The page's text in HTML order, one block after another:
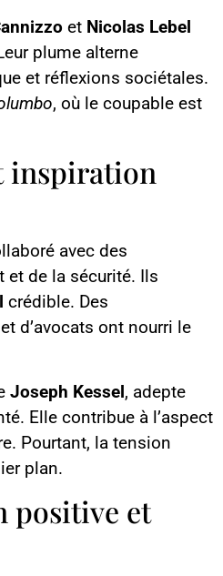
et Nicolas Lebel
plume alterne
et réflexions sociétales.
, où le coupable est
inspiration
avec des
de la sécurité. Ils
crédible. Des
d’avocats ont nourri le
Joseph Kessel, adepte
Elle contribue à l’aspect
Pourtant, la tension
plan.
positive et